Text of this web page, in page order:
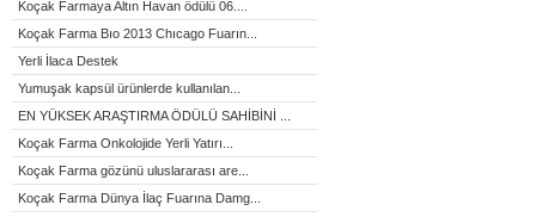
Koçak Farmaya Altın Havan ödülü 06....
Koçak Farma Bıo 2013 Chıcago Fuarın...
Yerli İlaca Destek
Yumuşak kapsül ürünlerde kullanılan...
EN YÜKSEK ARAŞTIRMA ÖDÜLÜ SAHİBİNİ ...
Koçak Farma Onkolojide Yerli Yatırı...
Koçak Farma gözünü uluslararası are...
Koçak Farma Dünya İlaç Fuarına Damg...